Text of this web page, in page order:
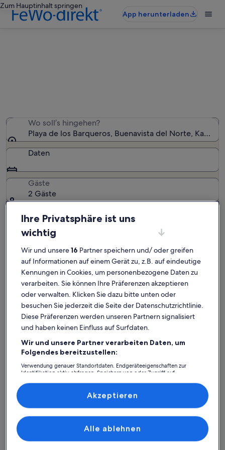
Zum Hauptinhalt springen
App herunterladen
Wo soll’s hingehen?
Playa de los Barqueros, Buenavista del Norte,
Daten
Gäste
2 Gäste
Suchen
Buenavista del Norte Resorts in Playa de los Barqueros
Playa de los Barqueros: Entdecke
Resorts
Weitere Infos zu Schöne Wohnung im Paradies
Ihre Privatsphäre ist uns
wichtig
Wir und unsere16 Partner speichern und/ oder greifen
auf Informationen auf einem Gerät zu, z.B. auf eindeutige
Kennungen in Cookies, um personenbezogene Daten zu
verarbeiten. Sie können Ihre Präferenzen akzeptieren
oder verwalten. Klicken Sie dazu bitte unten oder
besuchen Sie jederzeit die Seite der Datenschutzrichtlinie.
Diese Präferenzen werden unseren Partnern signalisiert
und haben keinen Einfluss auf Surfdaten.
Wir und unsere Partner verarbeiten Daten, um
Folgendes bereitzustellen:
Verwendung genauer Standortdaten. Endgeräteeigenschaften zur
Identifikation aktiv abfragen. Speichern von oder Zugriff auf
Inhalte, Messung von Werbeleistung und der Performance von Inhalten,
Zielgruppenforschung sowie Entwicklung und Verbesserung von
Liste der Partner (Lieferanten)
Alle ablehnen
Akzeptieren